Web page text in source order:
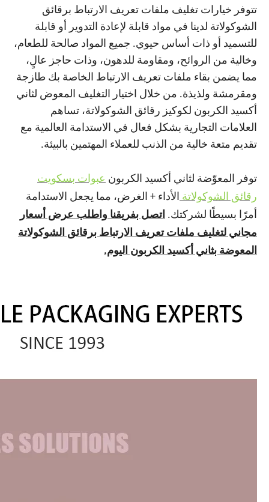
تتوفر خيارات تغليف ملفات تعريف الارتباط برقائق
الشوكولاتة لدينا في مواد قابلة لإعادة التدوير أو قابلة
للتسميد أو ذات أساس حيوي. جميع المواد صالحة للطعام،
وخالية من الروائح، ومقاومة للدهون، وذات حاجز عالٍ،
مما يضمن بقاء ملفات تعريف الارتباط الخاصة بك طازجة
ومقرمشة ولذيذة. من خلال اختيار التغليف المعوض لثاني
أكسيد الكربون لكوكيز رقائق الشوكولاتة، تساهم
العلامات التجارية بشكل فعال في الاستدامة العالمية مع
تقديم متعة خالية من الذنب للعملاء المهتمين بالبيئة.
توفر المعوّضة لثاني أكسيد الكربون عبوات بسكويت
رقائق الشوكولاتة الأداء + الغرض، مما يجعل الاستدامة
أمرًا بسيطًا لشركتك. اتصل بفريقنا واطلب عرض أسعار
مجاني لتغليف ملفات تعريف الارتباط برقائق الشوكولاتة
المعوضة بثاني أكسيد الكربون اليوم.